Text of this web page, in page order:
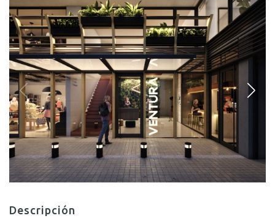
Descripción